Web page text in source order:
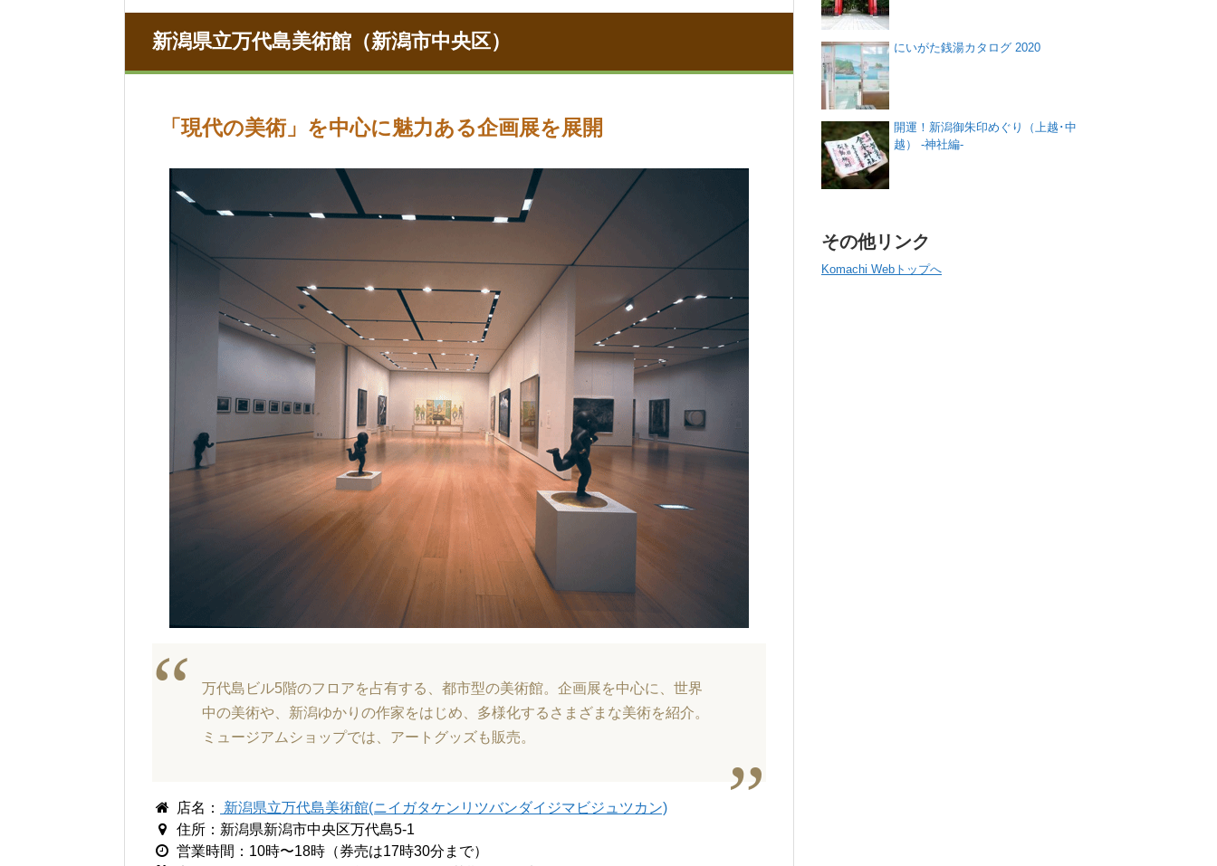
新潟県立万代島美術館（新潟市中央区）
「現代の美術」を中心に魅力ある企画展を展開
万代島ビル5階のフロアを占有する、都市型の美術館。企画展を中心に、世界
中の美術や、新潟ゆかりの作家をはじめ、多様化するさまざまな美術を紹介。
ミュージアムショップでは、アートグッズも販売。
店名：
新潟県立万代島美術館(ニイガタケンリツバンダイジマビジュツカン)
住所：新潟県新潟市中央区万代島5-1
営業時間：10時〜18時（券売は17時30分まで）
にいがた銭湯カタログ 2020
開運！新潟御朱印めぐり（上越･中
越） -神社編-
その他リンク
Komachi Webトップへ